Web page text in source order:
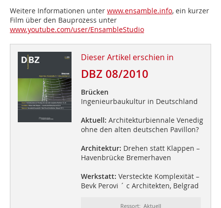
Weitere Informationen unter www.ensamble.info, ein kurzer
Film über den Bauprozess unter
www.youtube.com/user/EnsambleStudio
Dieser Artikel erschien in
DBZ 08/2010
Brücken
Ingenieurbaukultur in Deutschland
Aktuell: Architekturbiennale Venedig
ohne den alten deutschen Pavillon?
Architektur: Drehen statt Klappen –
Havenbrücke Bremerhaven
Werkstatt: Versteckte Komplexität –
Bevk Perovi ´ c Architekten, Belgrad
Ressort: Aktuell